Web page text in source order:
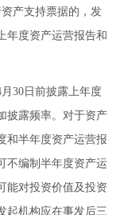
产支持票据的，发
年度资产运营报告和
30日前披露上年度
披露频率。对于资产
和半年度资产运营报
不编制半年度资产运
能对投资价值及投资
起机构应在事发后三